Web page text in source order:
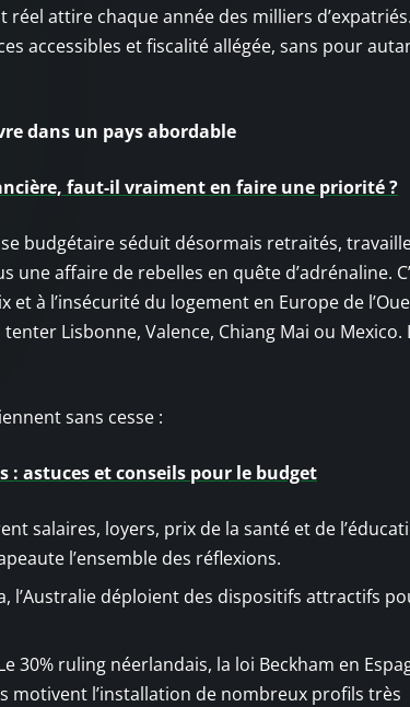
réel attire chaque année des milliers d’expatriés.
accessibles et fiscalité allégée, sans pour
dans un pays abordable
faut-il vraiment en faire une priorité ?
budgétaire séduit désormais retraités,
une affaire de rebelles en quête d’adrénaline.
à l’insécurité du logement en Europe de
Lisbonne, Valence, Chiang Mai ou Mexico.
sans cesse :
: astuces et conseils pour le budget
salaires, loyers, prix de la santé et de
l’ensemble des réflexions.
l’Australie déploient des dispositifs attractifs
30% ruling néerlandais, la loi Beckham en
motivent l’installation de nombreux profils très